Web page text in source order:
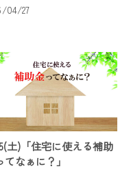
04/27
土)「住宅に使える補助
てなぁに？」